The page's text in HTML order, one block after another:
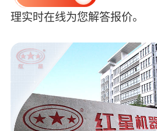
理实时在线为您解答报价。